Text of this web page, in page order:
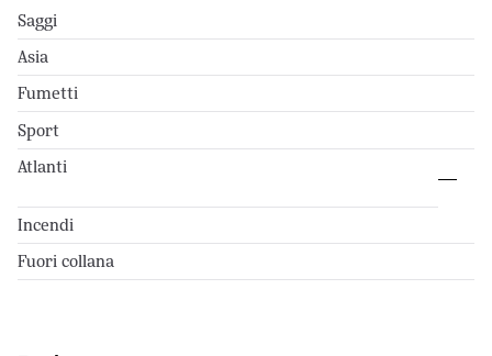
Saggi
Asia
Fumetti
Sport
Atlanti
Incendi
Fuori collana